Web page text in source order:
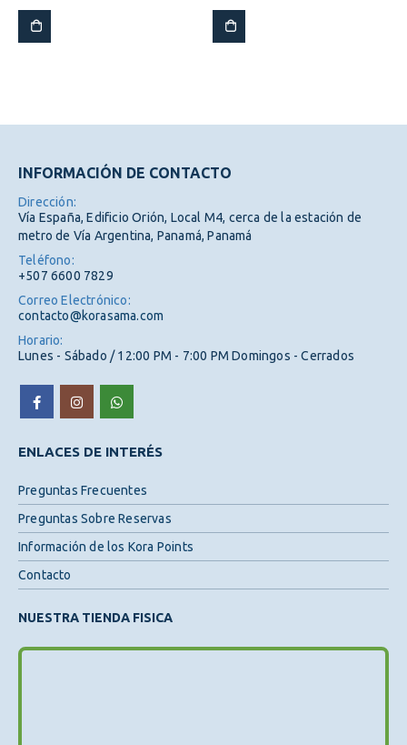
INFORMACIÓN DE CONTACTO
Dirección:
Vía España, Edificio Orión, Local M4, cerca de la estación de
metro de Vía Argentina, Panamá, Panamá
Teléfono:
+507 6600 7829
Correo Electrónico:
contacto@korasama.com
Horario:
Lunes - Sábado / 12:00 PM - 7:00 PM Domingos - Cerrados
ENLACES DE INTERÉS
Preguntas Frecuentes
Preguntas Sobre Reservas
Información de los Kora Points
Contacto
NUESTRA TIENDA FISICA